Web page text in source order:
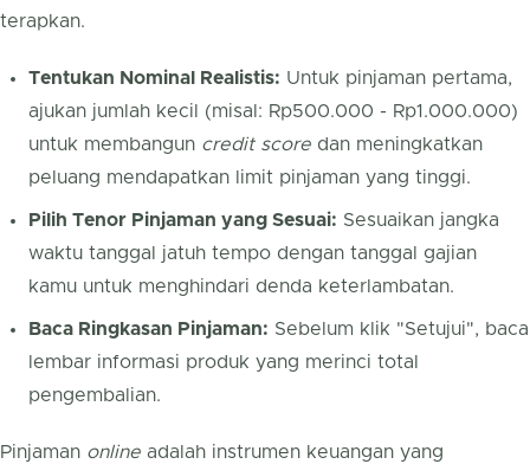
terapkan.
Tentukan Nominal Realistis: Untuk pinjaman pertama,
ajukan jumlah kecil (misal: Rp500.000 - Rp1.000.000)
untuk membangun credit score dan meningkatkan
peluang mendapatkan limit pinjaman yang tinggi.
Pilih Tenor Pinjaman yang Sesuai: Sesuaikan jangka
waktu tanggal jatuh tempo dengan tanggal gajian
kamu untuk menghindari denda keterlambatan.
Baca Ringkasan Pinjaman: Sebelum klik "Setujui", baca
lembar informasi produk yang merinci total
pengembalian.
Pinjaman online adalah instrumen keuangan yang